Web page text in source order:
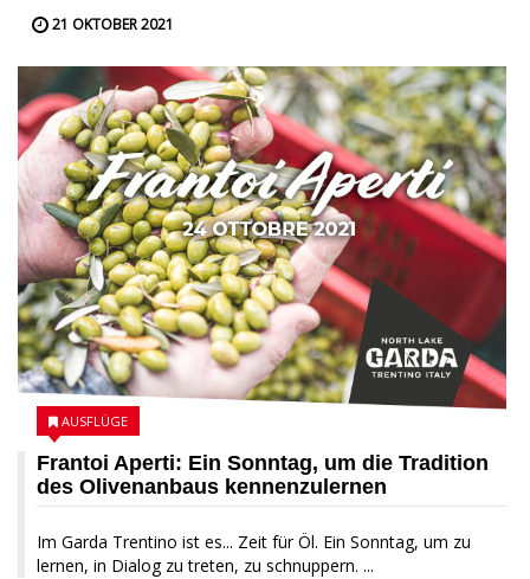
21 OKTOBER 2021
Frantoi Aperti: Ein Sonntag, um die Tradition
des Olivenanbaus kennenzulernen
Im Garda Trentino ist es... Zeit für Öl. Ein Sonntag, um zu
lernen, in Dialog zu treten, zu schnuppern. ...
AUSFLÜGE